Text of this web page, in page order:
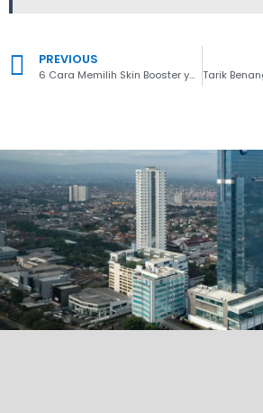
PREVIOUS
6 Cara Memilih Skin Booster yang Tepat dan Aman